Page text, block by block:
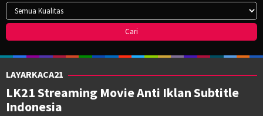
LAYARKACA21
LK21 Streaming Movie Anti Iklan Subtitle
Indonesia